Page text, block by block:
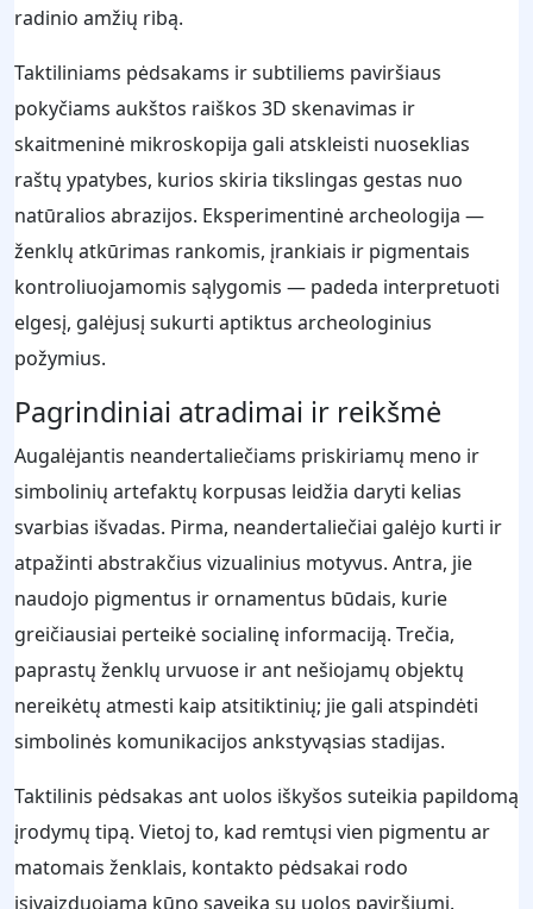
radinio amžių ribą.
Taktiliniams pėdsakams ir subtiliems paviršiaus
pokyčiams aukštos raiškos 3D skenavimas ir
skaitmeninė mikroskopija gali atskleisti nuoseklias
raštų ypatybes, kurios skiria tikslingas gestas nuo
natūralios abrazijos. Eksperimentinė archeologija —
ženklų atkūrimas rankomis, įrankiais ir pigmentais
kontroliuojamomis sąlygomis — padeda interpretuoti
elgesį, galėjusį sukurti aptiktus archeologinius
požymius.
Pagrindiniai atradimai ir reikšmė
Augalėjantis neandertaliečiams priskiriamų meno ir
simbolinių artefaktų korpusas leidžia daryti kelias
svarbias išvadas. Pirma, neandertaliečiai galėjo kurti ir
atpažinti abstrakčius vizualinius motyvus. Antra, jie
naudojo pigmentus ir ornamentus būdais, kurie
greičiausiai perteikė socialinę informaciją. Trečia,
paprastų ženklų urvuose ir ant nešiojamų objektų
nereikėtų atmesti kaip atsitiktinių; jie gali atspindėti
simbolinės komunikacijos ankstyvąsias stadijas.
Taktilinis pėdsakas ant uolos iškyšos suteikia papildomą
įrodymų tipą. Vietoj to, kad remtųsi vien pigmentu ar
matomais ženklais, kontakto pėdsakai rodo
įsivaizduojamą kūno sąveiką su uolos paviršiumi.